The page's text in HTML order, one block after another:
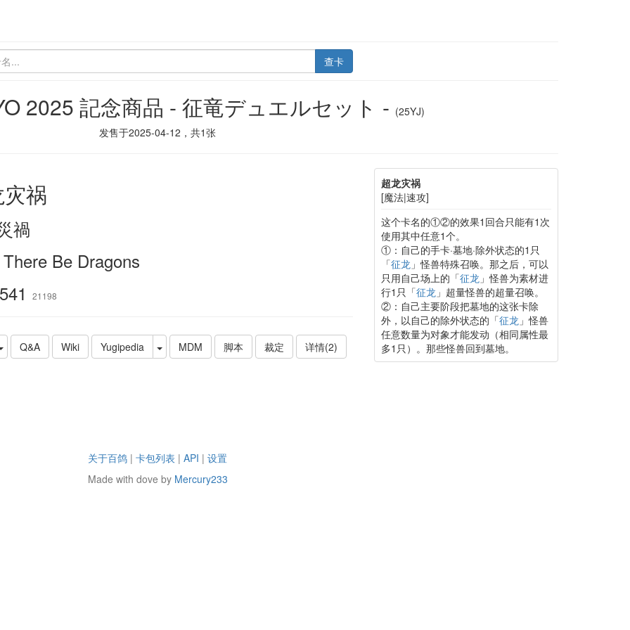
查卡
2025 記念商品 - 征竜デュエルセット - (25YJ)
发售于2025-04-12 ，共1张
祸
禍
Be Dragons
21198
Q&A Wiki Yugipedia MDM 脚本 裁定 详情(2)
超龙灾祸
[魔法|速攻]
这个卡名的①②的效果1回合只能有1次
使用其中任意1个。
①：自己的手卡·墓地·除外状态的1只
「征龙 」怪兽特殊召唤。那之后，可以
只用自己场上的「征龙 」怪兽为素材进
行1只「征龙 」超量怪兽的超量召唤。
②：自己主要阶段把墓地的这张卡除
外，以自己的除外状态的「征龙 」怪兽
任意数量为对象才能发动（相同属性最
多1只）。那些怪兽回到墓地。
关于百鸽 | 卡包列表 | API | 设置
Made with dove by Mercury233